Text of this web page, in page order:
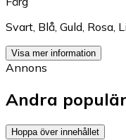
Svart, Blå, Guld, Rosa,
Visa mer information
Annons
Andra
Hoppa över innehållet